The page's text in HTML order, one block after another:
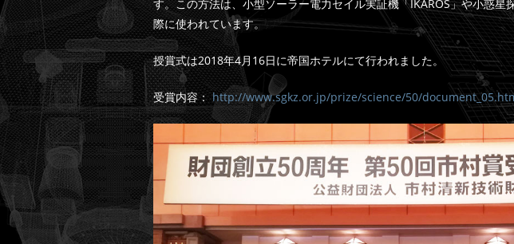
す。この方法は、小型ソーラー電力セイル実証機「IKAROS」や小惑星
際に使われています。
授賞式は2018年4月16日に帝国ホテルにて行われました。
受賞内容：http://www.sgkz.or.jp/prize/science/50/